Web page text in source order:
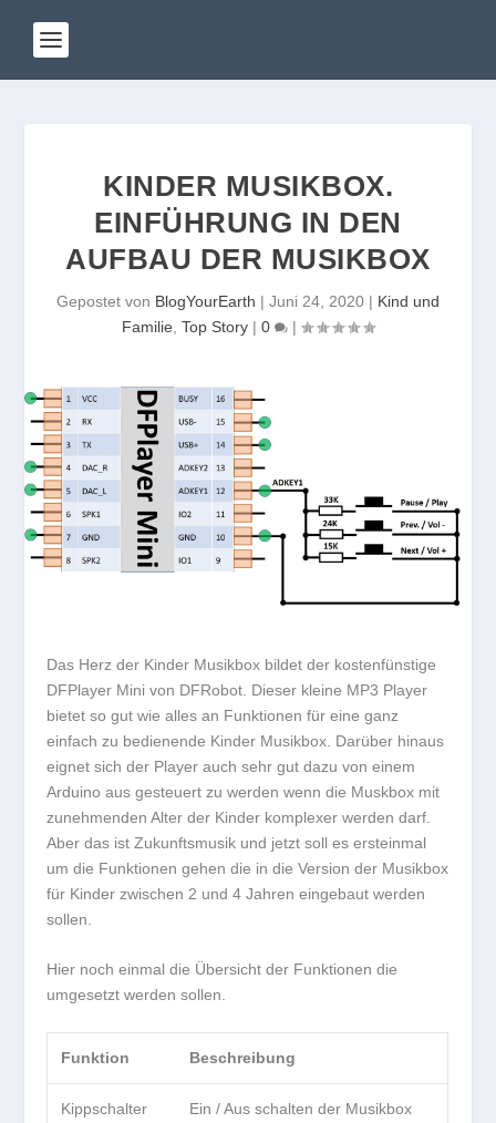
KINDER MUSIKBOX.
EINFÜHRUNG IN DEN
AUFBAU DER MUSIKBOX
Gepostet von BlogYourEarth | Juni 24, 2020 | Kind und
Familie Top Story | 0 |
Das Herz der Kinder Musikbox bildet der kostenfünstige
DFPlayer Mini von DFRobot. Dieser kleine MP3 Player
bietet so gut wie alles an Funktionen für eine ganz
einfach zu bedienende Kinder Musikbox. Darüber hinaus
eignet sich der Player auch sehr gut dazu von einem
Arduino aus gesteuert zu werden wenn die Muskbox mit
zunehmenden Alter der Kinder komplexer werden darf.
Aber das ist Zukunftsmusik und jetzt soll es ersteinmal
um die Funktionen gehen die in die Version der Musikbox
für Kinder zwischen 2 und 4 Jahren eingebaut werden
sollen.
Hier noch einmal die Übersicht der Funktionen die
umgesetzt werden sollen.
Funktion Beschreibung
Kippschalter Ein / Aus schalten der Musikbox